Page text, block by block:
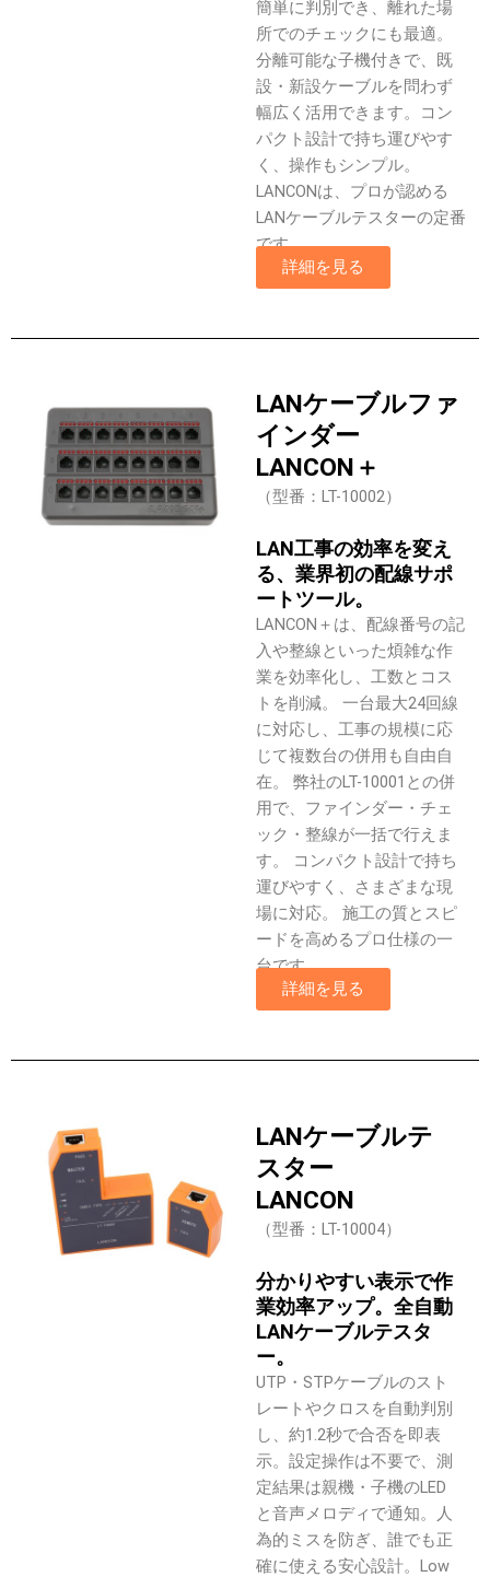
簡単に判別でき、離れた場
所でのチェックにも最適。
分離可能な子機付きで、既
設・新設ケーブルを問わず
幅広く活用できます。コン
パクト設計で持ち運びやす
く、操作もシンプル。
LANCONは、プロが認める
LANケーブルテスターの定番
です。
詳細を見る
LANケーブルファ
インダー
LANCON＋
（型番：LT-10002）
LAN工事の効率を変え
る、業界初の配線サポ
ートツール。
LANCON＋は、配線番号の記
入や整線といった煩雑な作
業を効率化し、工数とコス
トを削減。 一台最大24回線
に対応し、工事の規模に応
じて複数台の併用も自由自
在。 弊社のLT-10001との併
用で、ファインダー・チェ
ック・整線が一括で行えま
す。 コンパクト設計で持ち
運びやすく、さまざまな現
場に対応。 施工の質とスピ
ードを高めるプロ仕様の一
台です。
詳細を見る
LANケーブルテ
スター
LANCON
（型番：LT-10004）
分かりやすい表示で作
業効率アップ。全自動
LANケーブルテスタ
ー。
UTP・STPケーブルのスト
レートやクロスを自動判別
し、約1.2秒で合否を即表
示。設定操作は不要で、測
定結果は親機・子機のLED
と音声メロディで通知。人
為的ミスを防ぎ、誰でも正
確に使える安心設計。Low